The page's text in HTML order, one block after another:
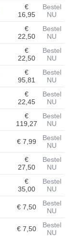
€
16,95
Bestel
NU
€
22,50
Bestel
NU
€
22,50
Bestel
NU
€
95,81
Bestel
NU
€
22,45
Bestel
NU
€
119,27
Bestel
NU
€ 7,99
Bestel
NU
€
27,50
Bestel
NU
€
35,00
Bestel
NU
€ 7,50
Bestel
NU
€ 7,50
Bestel
NU